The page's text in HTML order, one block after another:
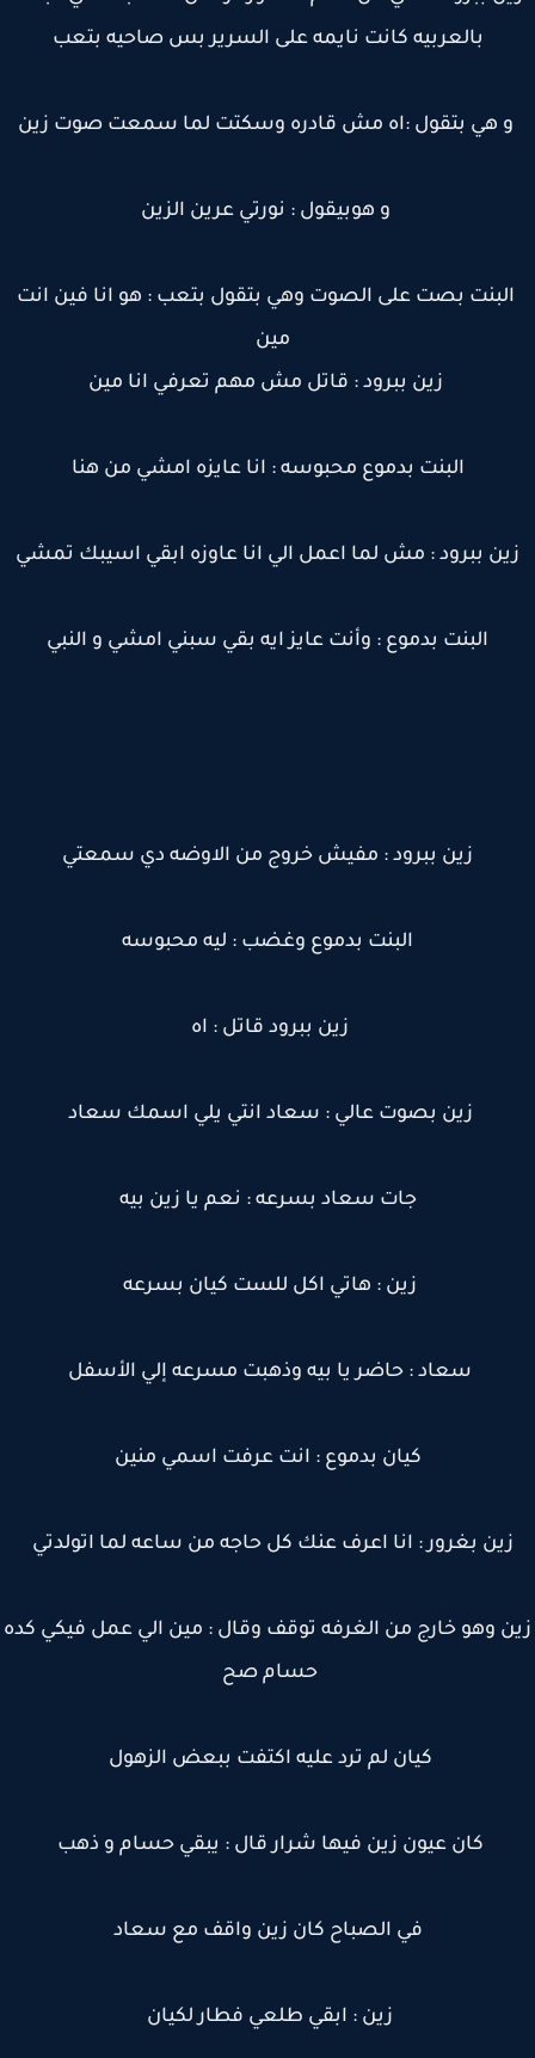
بالعربيه كانت نايمه على السرير بس صاحيه بتعب
هي بتقول :اه مش قادره وسكتت لما سمعت صوت زين
و هوبيقول : نورتي عرين الزين
بصت على الصوت وهي بتقول بتعب : هو انا فين انت
مين
‏زين ببرود : قاتل مش مهم تعرفي انا مين
‏البنت بدموع محبوسه : انا عايزه امشي من هنا
ببرود : مش لما اعمل الي انا عاوزه ابقي اسيبك تمشي
‏البنت بدموع : وأنت عايز ايه بقي سبني امشي و النبي
‏زين ببرود : مفيش خروج من الاوضه دي سمعتي
البنت بدموع وغضب : ليه محبوسه
زين ببرود قاتل : اه
زين بصوت عالي : سعاد انتي يلي اسمك سعاد
جات سعاد بسرعه : نعم يا زين بيه
زين : هاتي اكل للست كيان بسرعه
سعاد : حاضر يا بيه وذهبت مسرعه إلي الأسفل
كيان بدموع : انت عرفت اسمي منين
زين بغرور : انا اعرف عنك كل حاجه من ساعه لما اتولدتي
وهو خارج من الغرفه توقف وقال : مين الي عمل فيكي كده
حسام صح
كيان لم ترد عليه اكتفت ببعض الزهول
كان عيون زين فيها شرار قال : يبقي حسام و ذهب
في الصباح كان زين واقف مع سعاد
زين : ابقي طلعي فطار لكيان